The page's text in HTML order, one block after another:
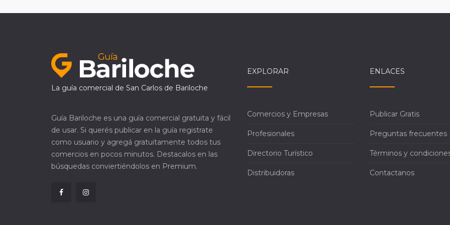
La guía comercial de San Carlos de Bariloche
Guía Bariloche es una guía comercial gratuita y fácil
de usar. Si querés publicar en la guía registrate
como usuario y agregá gratuitamente todos tus
comercios en pocos minutos. Destacalos en las
búsquedas conviertiéndolos en Premium.
EXPLORAR
Comercios y Empresas
Profesionales
Directorio Turístico
Distribuidoras
ENLACES
Publicar Gratis
Preguntas frecuentes
Términos y
Contactanos